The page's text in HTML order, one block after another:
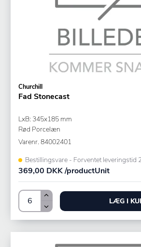
Churchill
Fad Stonecast
LxB: 345x185 mm
Rød Porcelæn
Varenr. 84002401
Bestillingsvare - Forventet leveringstid
369,00 DKK /productUnit
LÆG I